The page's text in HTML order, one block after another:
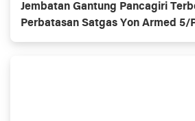
Jembatan Gantung Pancagiri
Perbatasan Satgas Yon Armed 5/
Vertikal Rescue Dan PT MA/